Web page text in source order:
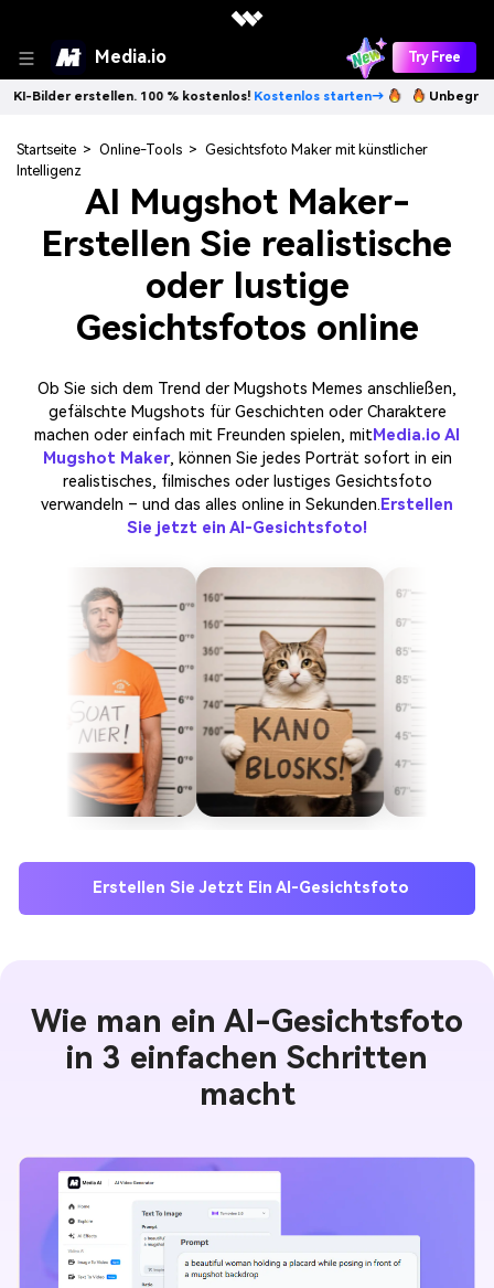
Media.io Try Free
100 % kostenlos!Kostenlos starten→ Unbegrenzt KI-
Startseite > Online-Tools > Gesichtsfoto Maker mit künstlicher
Intelligenz
AI Mugshot Maker-
Erstellen Sie realistische
oder lustige
Gesichtsfotos online
Ob Sie sich dem Trend der Mugshots Memes anschließen,
gefälschte Mugshots für Geschichten oder Charaktere
machen oder einfach mit Freunden spielen, mitMedia.io AI
Mugshot Maker, können Sie jedes Porträt sofort in ein
realistisches, filmisches oder lustiges Gesichtsfoto
verwandeln – und das alles online in Sekunden. Erstellen
Sie jetzt ein AI-Gesichtsfoto!
Erstellen Sie Jetzt Ein AI-Gesichtsfoto
Wie man ein AI-Gesichtsfoto
in 3 einfachen Schritten
macht